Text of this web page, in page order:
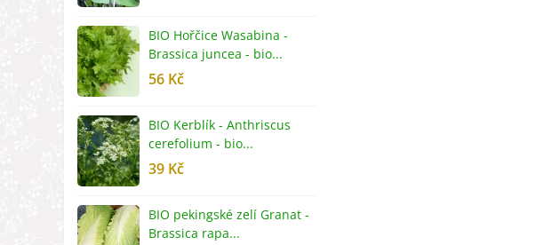
BIO Hořčice Wasabina -
Brassica juncea - bio...
56 Kč
BIO Kerblík - Anthriscus
cerefolium - bio...
39 Kč
BIO pekingské zelí Granat -
Brassica rapa...